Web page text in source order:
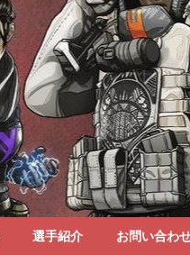
選手紹介 お問い合わ